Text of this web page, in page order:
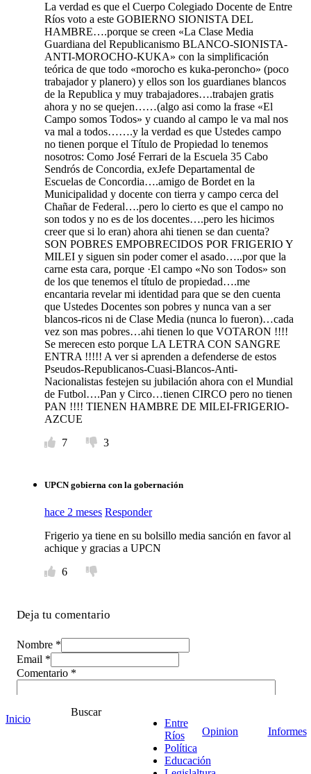
La verdad es que el Cuerpo Colegiado Docente de Entre
Ríos voto a este GOBIERNO SIONISTA DEL
HAMBRE….porque se creen «La Clase Media
Guardiana del Republicanismo BLANCO-SIONISTA-
ANTI-MOROCHO-KUKA» con la simplificación
teórica de que todo «morocho es kuka-peroncho» (poco
trabajador y planero) y ellos son los guardianes blancos
de la Republica y muy trabajadores….trabajen gratis
ahora y no se quejen……(algo asi como la frase «El
Campo somos Todos» y cuando al campo le va mal nos
va mal a todos…….y la verdad es que Ustedes campo
no tienen porque el Título de Propiedad lo tenemos
nosotros: Como José Ferrari de la Escuela 35 Cabo
Sendrós de Concordia, exJefe Departamental de
Escuelas de Concordia….amigo de Bordet en la
Municipalidad y docente con tierra y campo cerca del
Chañar de Federal….pero lo cierto es que el campo no
son todos y no es de los docentes….pero les hicimos
creer que si lo eran) ahora ahi tienen se dan cuenta?
SON POBRES EMPOBRECIDOS POR FRIGERIO Y
MILEI y siguen sin poder comer el asado…..por que la
carne esta cara, porque ·El campo «No son Todos» son
de los que tenemos el título de propiedad….me
encantaria revelar mi identidad para que se den cuenta
que Ustedes Docentes son pobres y nunca van a ser
blancos-ricos ni de Clase Media (nunca lo fueron)…cada
vez son mas pobres…ahi tienen lo que VOTARON !!!!
Se merecen esto porque LA LETRA CON SANGRE
ENTRA !!!!! A ver si aprenden a defenderse de estos
Pseudos-Republicanos-Cuasi-Blancos-Anti-
Nacionalistas festejen su jubilación ahora con el Mundial
de Futbol….Pan y Circo…tienen CIRCO pero no tienen
PAN !!!! TIENEN HAMBRE DE MILEI-FRIGERIO-
AZCUE
7
3
UPCN gobierna con la gobernación
hace 2 meses Responder
Frigerio ya tiene en su bolsillo media sanción en favor al
achique y gracias a UPCN
6
Deja tu comentario
Nombre *
Email *
Comentario *
Inicio
Buscar
Entre
Ríos
Política
Educación
Opinion Informes